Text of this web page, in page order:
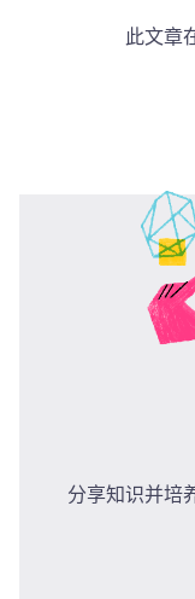
此文章
分享知识并培